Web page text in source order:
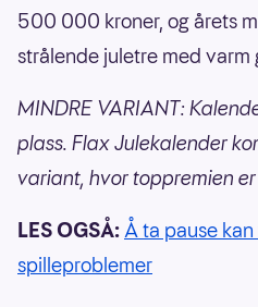
500 000 kroner, og årets
strålende juletre med varm
MINDRE VARIANT:
plass. Flax Julekalender
variant, hvor toppremien
LES OGSÅ:Å ta pause
spilleproblemer